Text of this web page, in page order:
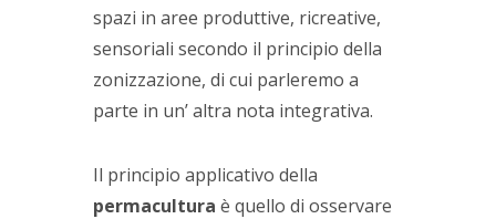
spazi in aree produttive, ricreative,
sensoriali secondo il principio della
zonizzazione, di cui parleremo a
parte in un’ altra nota integrativa.
Il principio applicativo della
permacultura è quello di osservare